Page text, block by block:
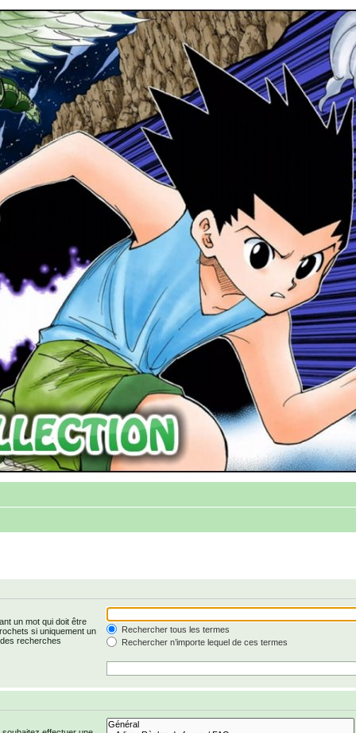
un mot qui doit être
si uniquement un
recherches
Rechercher tous les termes
Rechercher n’importe lequel de ces termes